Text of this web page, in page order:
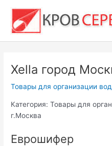
содержимому
Xella город
Товары для организации
Категория: Товары для
г.Москва
Еврошифер